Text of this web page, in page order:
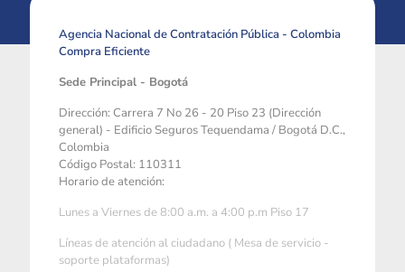
Agencia Nacional de Contratación Pública - Colombia
Compra Eficiente
Sede Principal - Bogotá
Dirección: Carrera 7 No 26 - 20 Piso 23 (Dirección
general) - Edificio Seguros Tequendama / Bogotá D.C.,
Colombia
Código Postal: 110311
Horario de atención:
Lunes a Viernes de 8:00 a.m. a 4:00 p.m Piso 17
Líneas de atención al ciudadano ( Mesa de servicio -
soporte plataformas)